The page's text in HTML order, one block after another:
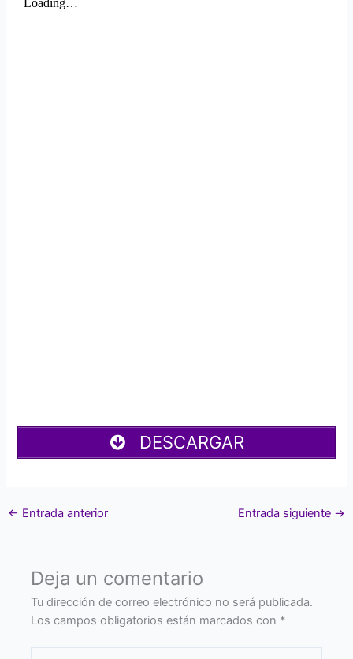
DESCARGAR
← Entrada anterior Entrada siguiente →
Deja un comentario
Tu dirección de correo electrónico no será publicada.
Los campos obligatorios están marcados con *